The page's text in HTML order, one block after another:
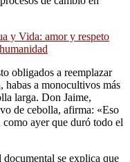
y Vida: amor y respeto
obligados a reemplazar
habas a monocultivos más
larga. Don Jaime,
de cebolla, afirma: «Eso
ayer que duró todo el
documental se explica que